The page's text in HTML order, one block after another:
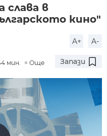
слава в
кино"
A+ A-
мин. Още Запази